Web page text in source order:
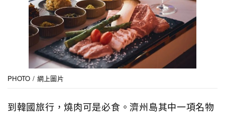
PHOTO / 網上圖片
到韓國旅行，燒肉可是必食。濟州島其中一項名物